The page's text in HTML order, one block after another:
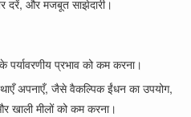
दरें, और मजबूत साझेदारी।
पर्यावरणीय प्रभाव को कम करना।
अपनाएँ, जैसे वैकल्पिक ईंधन का उपयोग,
खाली मीलों को कम करना।